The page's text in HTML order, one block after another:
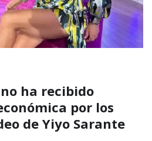
ha recibido
por los
de Yiyo Sarante